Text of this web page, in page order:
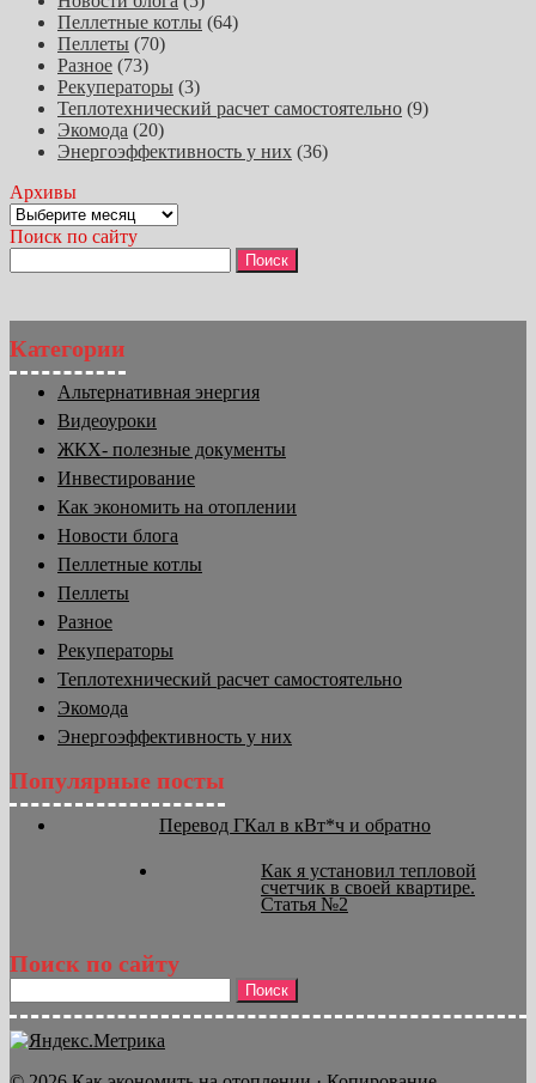
Пеллетные котлы (64)
Пеллеты (70)
Разное (73)
Рекуператоры (3)
Теплотехнический расчет самостоятельно (9)
Экомода (20)
Энергоэффективность у них (36)
Архивы
Архивы
Поиск по сайту
Категории
Альтернативная энергия
Видеоуроки
ЖКХ- полезные документы
Инвестирование
Как экономить на отоплении
Новости блога
Пеллетные котлы
Пеллеты
Разное
Рекуператоры
Теплотехнический расчет самостоятельно
Экомода
Энергоэффективность у них
Популярные посты
Перевод ГКал в кВт*ч и обратно
Как я установил тепловой
счетчик в своей квартире.
Статья №2
Поиск по сайту